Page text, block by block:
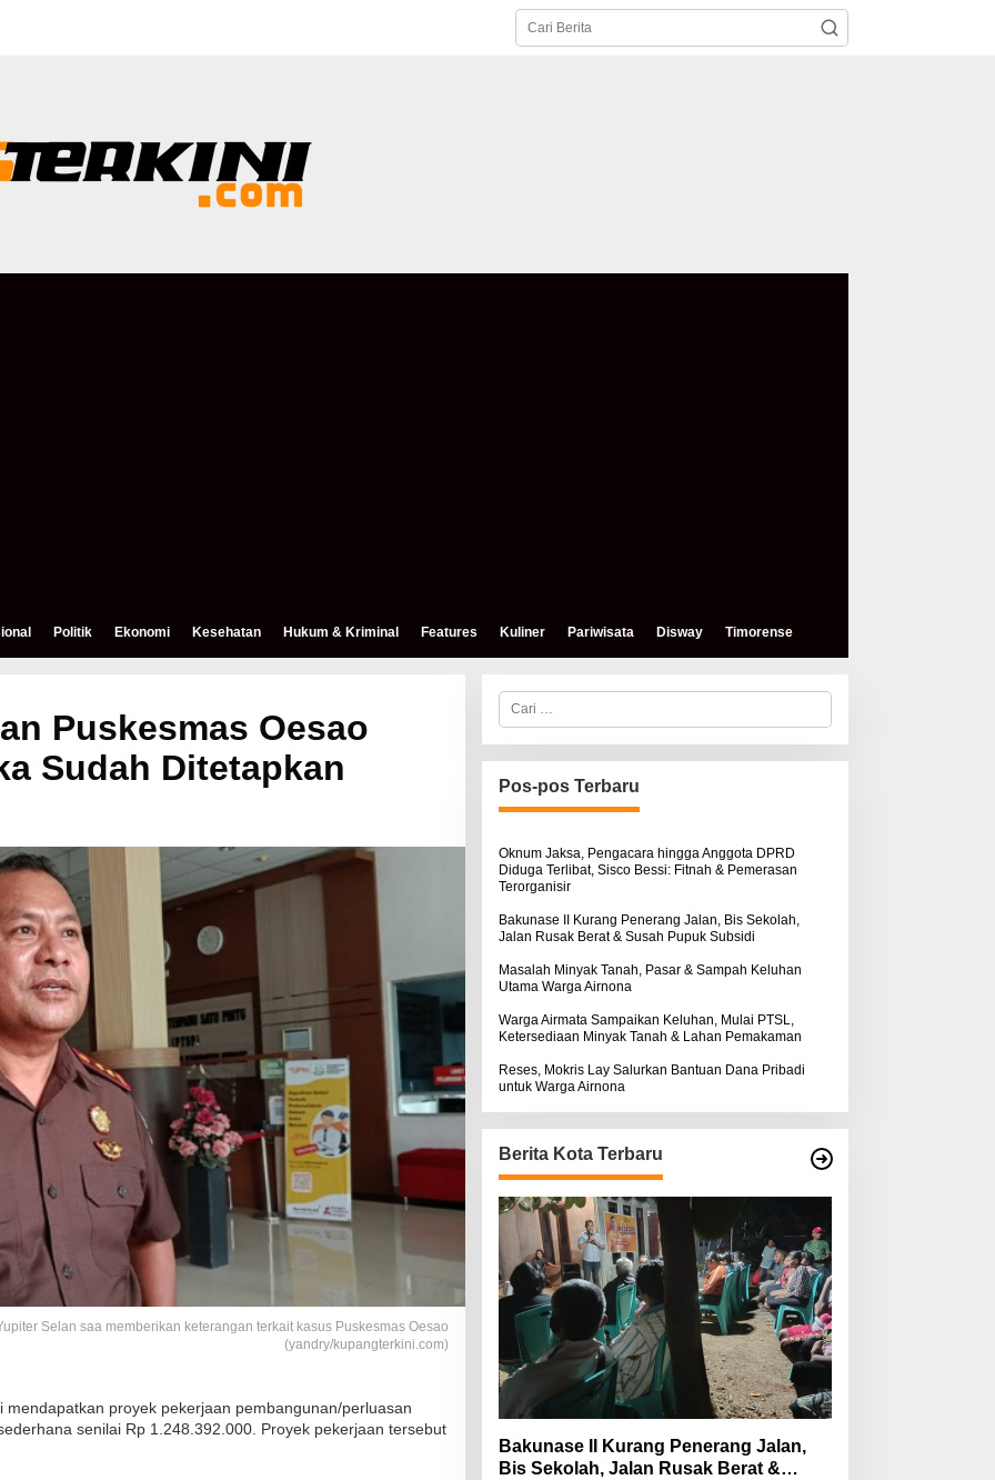
Politik Ekonomi Kesehatan Hukum & Kriminal Features Kuliner Pariwisata Disway Timorense
Puskesmas Oesao
Sudah Ditetapkan
Selan saa memberikan keterangan terkait kasus Puskesmas Oesao
(yandry/kupangterkini.com)
mendapatkan proyek pekerjaan pembangunan/perluasan
senilai Rp 1.248.392.000. Proyek pekerjaan tersebut
C
r
i
u
n
u
:
Pos-pos Terbaru
Oknum Jaksa, Pengacara hingga Anggota DPRD
Diduga Terlibat, Sisco Bessi: Fitnah & Pemerasan
Terorganisir
Bakunase II Kurang Penerang Jalan, Bis Sekolah,
Jalan Rusak Berat & Susah Pupuk Subsidi
Masalah Minyak Tanah, Pasar & Sampah Keluhan
Utama Warga Airnona
Warga Airmata Sampaikan Keluhan, Mulai PTSL,
Ketersediaan Minyak Tanah & Lahan Pemakaman
Reses, Mokris Lay Salurkan Bantuan Dana Pribadi
untuk Warga Airnona
Berita Kota Terbaru
Bakunase II Kurang Penerang Jalan,
Bis Sekolah, Jalan Rusak Berat &